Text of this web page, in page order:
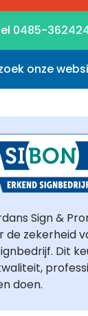
0485-
onze
Sign &
de zekerheid
Dit
doen.